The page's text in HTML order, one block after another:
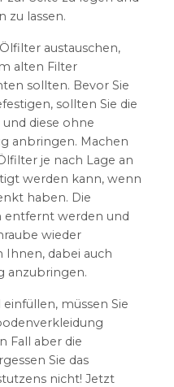
zu lassen.
austauschen,
alten Filter
sollten. Bevor Sie
sollten Sie die
diese ohne
anbringen. Machen
je nach Lage an
werden kann, wenn
haben. Die
entfernt werden und
wieder
dabei auch
anzubringen.
müssen Sie
Fall aber die
Sie das
nicht! Jetzt